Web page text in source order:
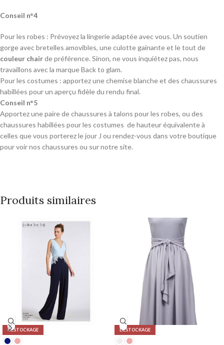
Conseil n°4
Pour les robes : Prévoyez la lingerie adaptée avec vous. Un soutien
gorge avec bretelles amovibles, une culotte gainante et le tout de
couleur chairde préférence. Sinon, ne vous inquiétez pas, nous
travaillons avec la marque Back to glam.
Pour les costumes : apportez une chemise blanche et des chaussures
habillées pour un aperçu fidèle du rendu final.
Conseil n°5
Apportez une paire de chaussures à talons pour les robes, ou des
chaussures habillées pour les costumes de hauteur équivalente à
celles que vous porterez le jour J ou rendez-vous dans votre boutique
pour voir nos chaussures ou sur notre site.
Produits similaires
DÉSTOCKAGE DÉSTOCKAGE